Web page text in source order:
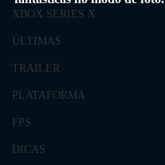
XBOX SERIES X
ÚLTIMAS
TRAILER
PLATAFORMA
FPS
DICAS